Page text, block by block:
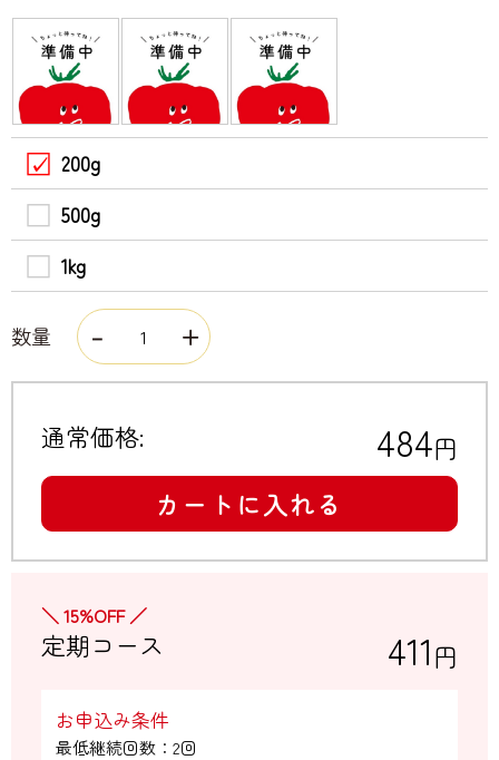
200g
500g
1kg
数量
通常価格: 484円
カートに入れる
＼ 15%OFF ／
定期コース 411円
お申込み条件
最低継続回数：2回